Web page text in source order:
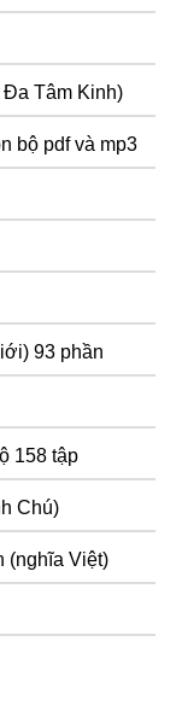
Đa Tâm Kinh)
bộ pdf và mp3
93 phần
158 tập
Chú)
(nghĩa Việt)